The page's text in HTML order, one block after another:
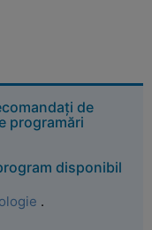
de
programări
disponibil
.